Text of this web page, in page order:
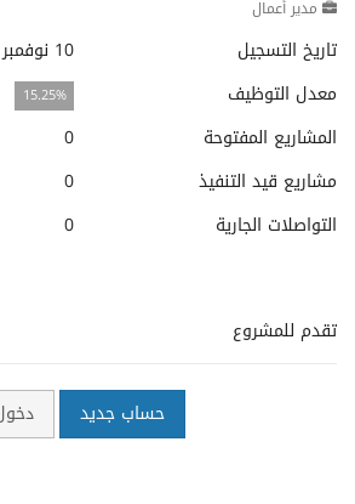
مدير أعمال
تاريخ التسجيل
10 نوفمبر 2022
معدل التوظيف
15.25%
المشاريع المفتوحة
0
مشاريع قيد التنفيذ
0
التواصلات الجارية
0
تقدم للمشروع
حساب جديد